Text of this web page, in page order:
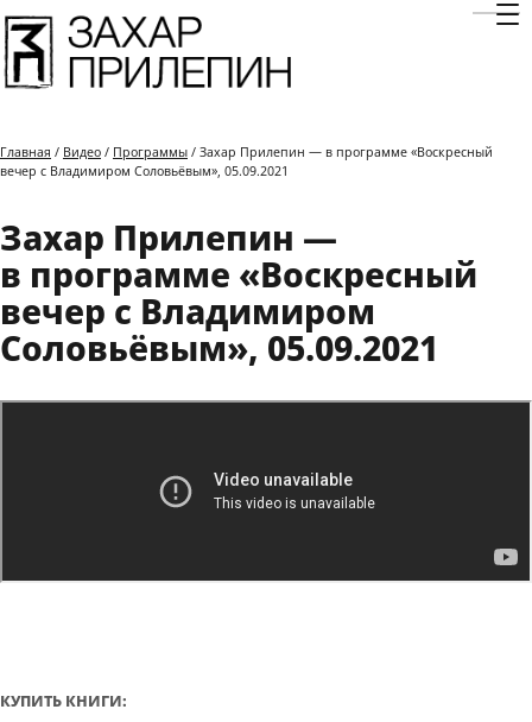
Главная / Видео / Программы / Захар Прилепин — в программе «Воскресный
вечер с Владимиром Соловьёвым», 05.09.2021
Захар Прилепин —
в программе «Воскресный
вечер с Владимиром
Соловьёвым», 05.09.2021
КУПИТЬ КНИГИ: